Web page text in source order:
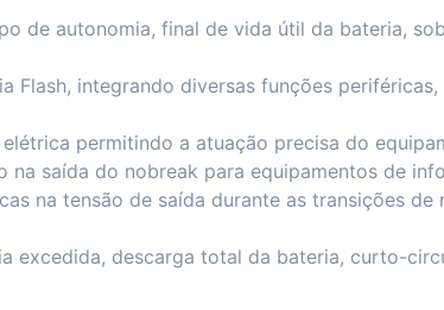
de autonomia, final de vida útil da bateria,
Flash, integrando diversas funções
permitindo a atuação precisa do
saída do nobreak para equipamentos de
na tensão de saída durante as transições
excedida, descarga total da bateria, curto-